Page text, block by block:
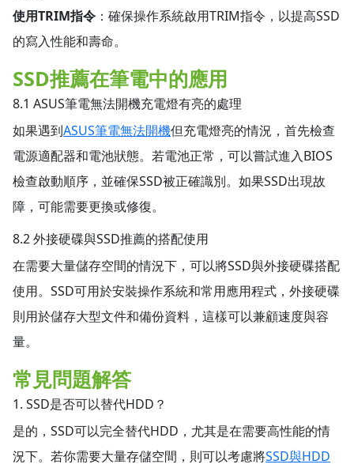
使用TRIM指令 ：確保操作系統啟用TRIM指令，以提高SSD
的寫入性能和壽命。
SSD推薦在筆電中的應用
8.1 ASUS筆電無法開機充電燈有亮的處理
如果遇到ASUS筆電無法開機但充電燈亮的情況，首先檢查
電源適配器和電池狀態。若電池正常，可以嘗試進入BIOS
檢查啟動順序，並確保SSD被正確識別。如果SSD出現故
障，可能需要更換或修復。
8.2 外接硬碟與SSD推薦的搭配使用
在需要大量儲存空間的情況下，可以將SSD與外接硬碟搭配
使用。SSD可用於安裝操作系統和常用應用程式，外接硬碟
則用於儲存大型文件和備份資料，這樣可以兼顧速度與容
量。
常見問題解答
1. SSD是否可以替代HDD？
是的，SSD可以完全替代HDD，尤其是在需要高性能的情
況下。若你需要大量存儲空間，則可以考慮將SSD與HDD